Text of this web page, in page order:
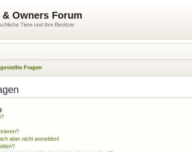
& Owners Forum
Tiere und ihre Besitzer
Fragen
aber nicht anmelden!